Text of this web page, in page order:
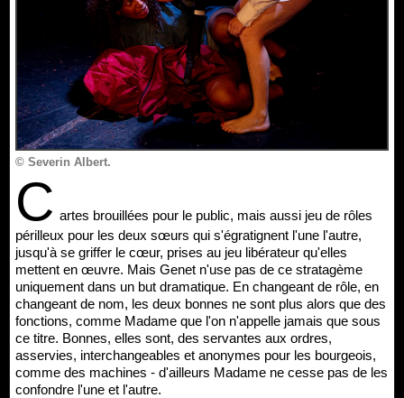
© Severin Albert.
C artes brouillées pour le public, mais aussi jeu de rôles
périlleux pour les deux sœurs qui s'égratignent l'une l'autre,
jusqu'à se griffer le cœur, prises au jeu libérateur qu'elles
mettent en œuvre. Mais Genet n'use pas de ce stratagème
uniquement dans un but dramatique. En changeant de rôle, en
changeant de nom, les deux bonnes ne sont plus alors que des
fonctions, comme Madame que l'on n'appelle jamais que sous
ce titre. Bonnes, elles sont, des servantes aux ordres,
asservies, interchangeables et anonymes pour les bourgeois,
comme des machines - d'ailleurs Madame ne cesse pas de les
confondre l'une et l'autre.